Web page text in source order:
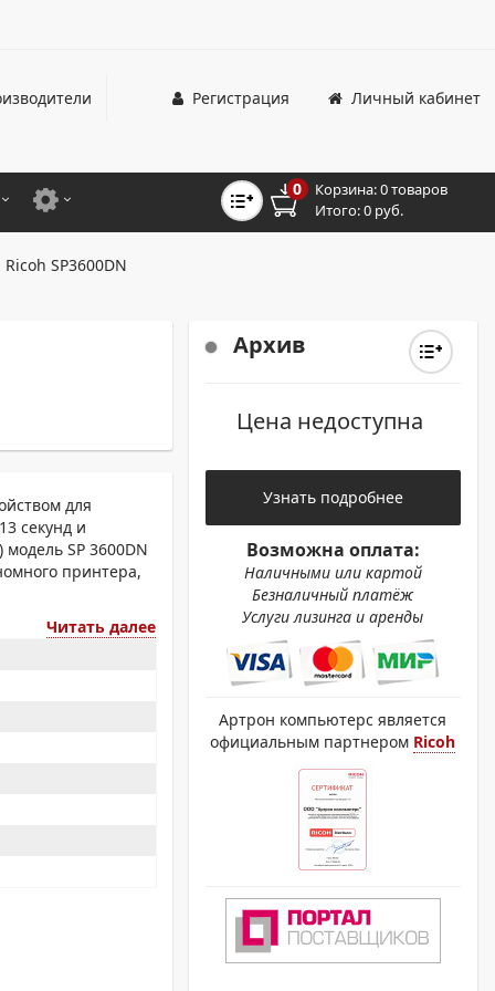
Личный кабинет
Регистрация
ПРИНТЕРЫ
ДЛЯ ШИРОКОФОРМАТНЫХ СИСТЕМ
0 Корзина:0 товаров
Итого:0 руб.
SP3600DN
для
секунд и
SP 3600DN
принтера,
Читать далее
Архив
Цена недоступна
Узнать подробнее
Возможна оплата:
Наличными или картой
Безналичный платёж
Услуги лизинга и аренды
Артрон компьютерс является
официальным партнером Ricoh